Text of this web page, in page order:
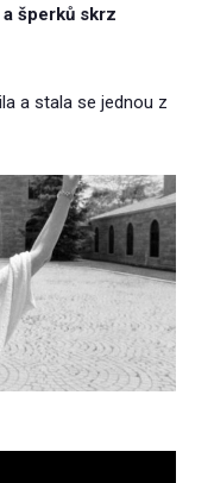
šperků skrz
a stala se jednou z